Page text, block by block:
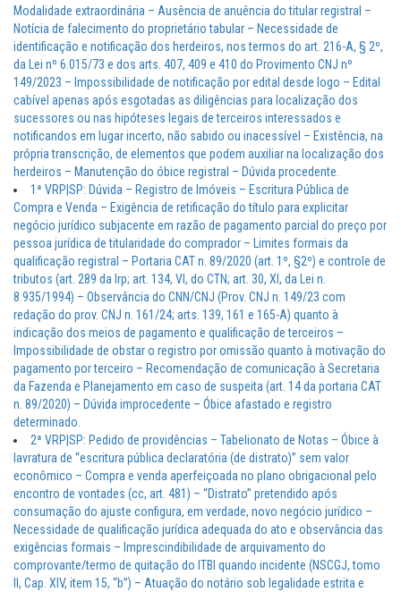
Modalidade extraordinária – Ausência de anuência do titular registral –
Notícia de falecimento do proprietário tabular – Necessidade de
identificação e notificação dos herdeiros, nos termos do art. 216-A, § 2º,
da Lei nº 6.015/73 e dos arts. 407, 409 e 410 do Provimento CNJ nº
149/2023 – Impossibilidade de notificação por edital desde logo – Edital
cabível apenas após esgotadas as diligências para localização dos
sucessores ou nas hipóteses legais de terceiros interessados e
notificandos em lugar incerto, não sabido ou inacessível – Existência, na
própria transcrição, de elementos que podem auxiliar na localização dos
herdeiros – Manutenção do óbice registral – Dúvida procedente.
1ª VRP|SP: Dúvida – Registro de Imóveis – Escritura Pública de
Compra e Venda – Exigência de retificação do título para explicitar
negócio jurídico subjacente em razão de pagamento parcial do preço por
pessoa jurídica de titularidade do comprador – Limites formais da
qualificação registral – Portaria CAT n. 89/2020 (art. 1º, §2º) e controle de
tributos (art. 289 da lrp; art. 134, VI, do CTN; art. 30, XI, da Lei n.
8.935/1994) – Observância do CNN/CNJ (Prov. CNJ n. 149/23 com
redação do prov. CNJ n. 161/24; arts. 139, 161 e 165-A) quanto à
indicação dos meios de pagamento e qualificação de terceiros –
Impossibilidade de obstar o registro por omissão quanto à motivação do
pagamento por terceiro – Recomendação de comunicação à Secretaria
da Fazenda e Planejamento em caso de suspeita (art. 14 da portaria CAT
n. 89/2020) – Dúvida improcedente – Óbice afastado e registro
determinado.
2ª VRP|SP: Pedido de providências – Tabelionato de Notas – Óbice à
lavratura de “escritura pública declaratória (de distrato)” sem valor
econômico – Compra e venda aperfeiçoada no plano obrigacional pelo
encontro de vontades (cc, art. 481) – “Distrato” pretendido após
consumação do ajuste configura, em verdade, novo negócio jurídico –
Necessidade de qualificação jurídica adequada do ato e observância das
exigências formais – Imprescindibilidade de arquivamento do
comprovante/termo de quitação do ITBI quando incidente (NSCGJ, tomo
II, Cap. XIV, item 15, “b”) – Atuação do notário sob legalidade estrita e